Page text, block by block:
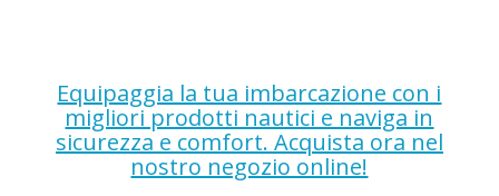
Equipaggia la tua imbarcazione con i
migliori prodotti nautici e naviga in
sicurezza e comfort. Acquista ora nel
nostro negozio online!